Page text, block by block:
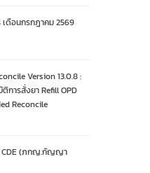
เดือนกรกฎาคม 2569
Version 13.0.8 :
การสั่งยา Refill OPD
Reconcile
CDE (ภกญ.กัญญา